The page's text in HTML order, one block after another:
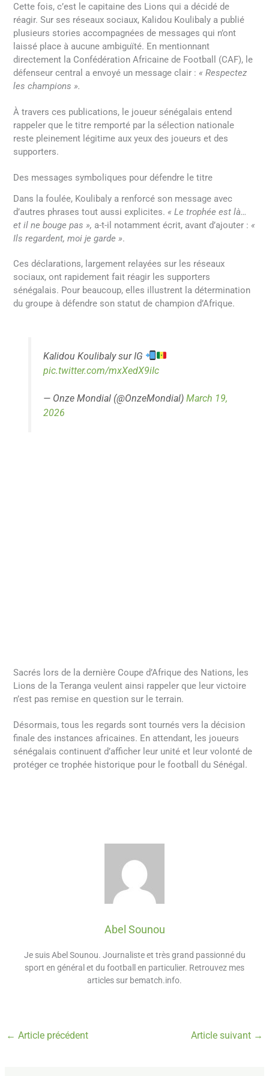
Cette fois, c’est le capitaine des Lions qui a décidé de
réagir. Sur ses réseaux sociaux, Kalidou Koulibaly a publié
plusieurs stories accompagnées de messages qui n’ont
laissé place à aucune ambiguïté. En mentionnant
directement la Confédération Africaine de Football (CAF), le
défenseur central a envoyé un message clair : « Respectez
les champions ».
À travers ces publications, le joueur sénégalais entend
rappeler que le titre remporté par la sélection nationale
reste pleinement légitime aux yeux des joueurs et des
supporters.
Des messages symboliques pour défendre le titre
Dans la foulée, Koulibaly a renforcé son message avec
d’autres phrases tout aussi explicites. « Le trophée est là…
et il ne bouge pas », a-t-il notamment écrit, avant d’ajouter : «
Ils regardent, moi je garde ».
Ces déclarations, largement relayées sur les réseaux
sociaux, ont rapidement fait réagir les supporters
sénégalais. Pour beaucoup, elles illustrent la détermination
du groupe à défendre son statut de champion d’Afrique.
Kalidou Koulibaly sur IG
pic.twitter.com/mxXedX9iIc
— Onze Mondial (@OnzeMondial) March 19,
2026
Sacrés lors de la dernière Coupe d’Afrique des Nations, les
Lions de la Teranga veulent ainsi rappeler que leur victoire
n’est pas remise en question sur le terrain.
Désormais, tous les regards sont tournés vers la décision
finale des instances africaines. En attendant, les joueurs
sénégalais continuent d’afficher leur unité et leur volonté de
protéger ce trophée historique pour le football du Sénégal.
Abel Sounou
Je suis Abel Sounou. Journaliste et très grand passionné du
sport en général et du football en particulier. Retrouvez mes
articles sur bematch.info.
← Article précédent Article suivant →